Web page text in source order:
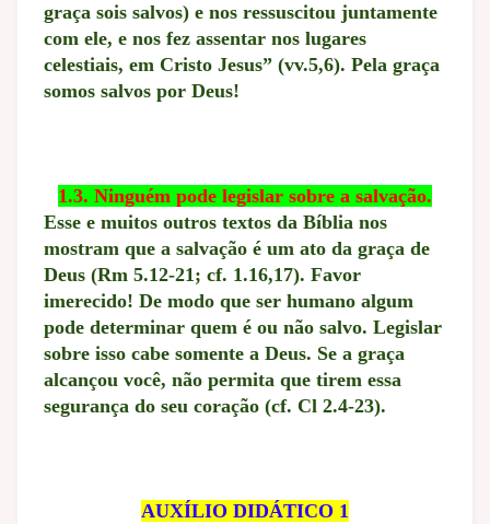
graça sois salvos) e nos ressuscitou juntamente
com ele, e nos fez assentar nos lugares
celestiais, em Cristo Jesus” (vv.5,6). Pela graça
somos salvos por Deus!
1.3. Ninguém pode legislar sobre a salvação.
Esse e muitos outros textos da Bíblia nos
mostram que a salvação é um ato da graça de
Deus (Rm 5.12-21; cf. 1.16,17). Favor
imerecido! De modo que ser humano algum
pode determinar quem é ou não salvo. Legislar
sobre isso cabe somente a Deus. Se a graça
alcançou você, não permita que tirem essa
segurança do seu coração (cf. Cl 2.4-23).
AUXÍLIO DIDÁTICO 1